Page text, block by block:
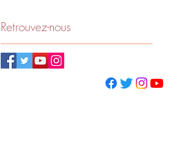
Retrouvez-nous